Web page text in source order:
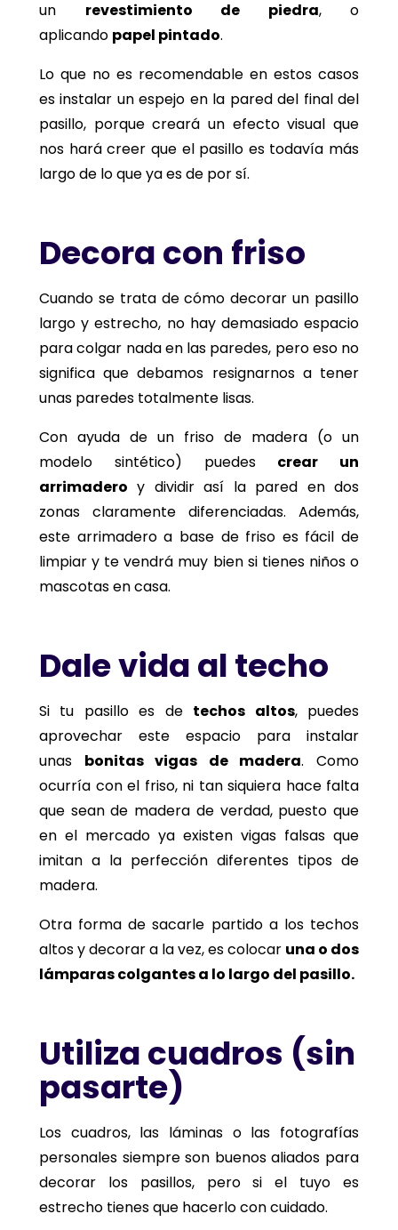
un revestimiento de piedra, o
aplicando papel pintado.
Lo que no es recomendable en estos casos
es instalar un espejo en la pared del final del
pasillo, porque creará un efecto visual que
nos hará creer que el pasillo es todavía más
largo de lo que ya es de por sí.
Decora con friso
Cuando se trata de cómo decorar un pasillo
largo y estrecho, no hay demasiado espacio
para colgar nada en las paredes, pero eso no
significa que debamos resignarnos a tener
unas paredes totalmente lisas.
Con ayuda de un friso de madera (o un
modelo sintético) puedes crear un
arrimadero y dividir así la pared en dos
zonas claramente diferenciadas. Además,
este arrimadero a base de friso es fácil de
limpiar y te vendrá muy bien si tienes niños o
mascotas en casa.
Dale vida al techo
Si tu pasillo es de techos altos, puedes
aprovechar este espacio para instalar
unas bonitas vigas de madera. Como
ocurría con el friso, ni tan siquiera hace falta
que sean de madera de verdad, puesto que
en el mercado ya existen vigas falsas que
imitan a la perfección diferentes tipos de
madera.
Otra forma de sacarle partido a los techos
altos y decorar a la vez, es colocar una o dos
lámparas colgantes a lo largo del pasillo.
Utiliza cuadros (sin
pasarte)
Los cuadros, las láminas o las fotografías
personales siempre son buenos aliados para
decorar los pasillos, pero si el tuyo es
estrecho tienes que hacerlo con cuidado.